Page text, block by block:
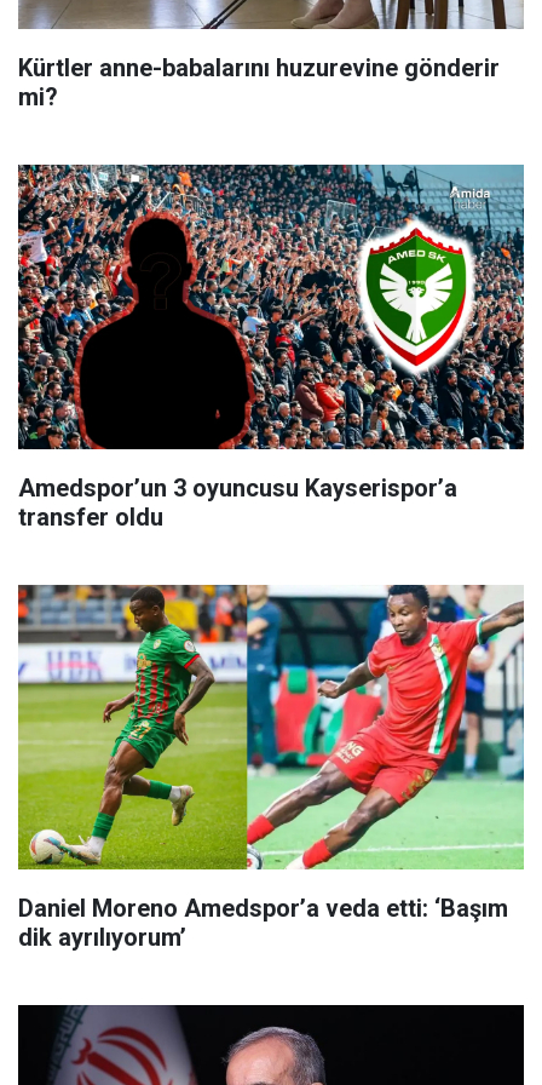
Kürtler anne-babalarını huzurevine gönderir
mi?
Amedspor’un 3 oyuncusu Kayserispor’a
transfer oldu
Daniel Moreno Amedspor’a veda etti: ‘Başım
dik ayrılıyorum’